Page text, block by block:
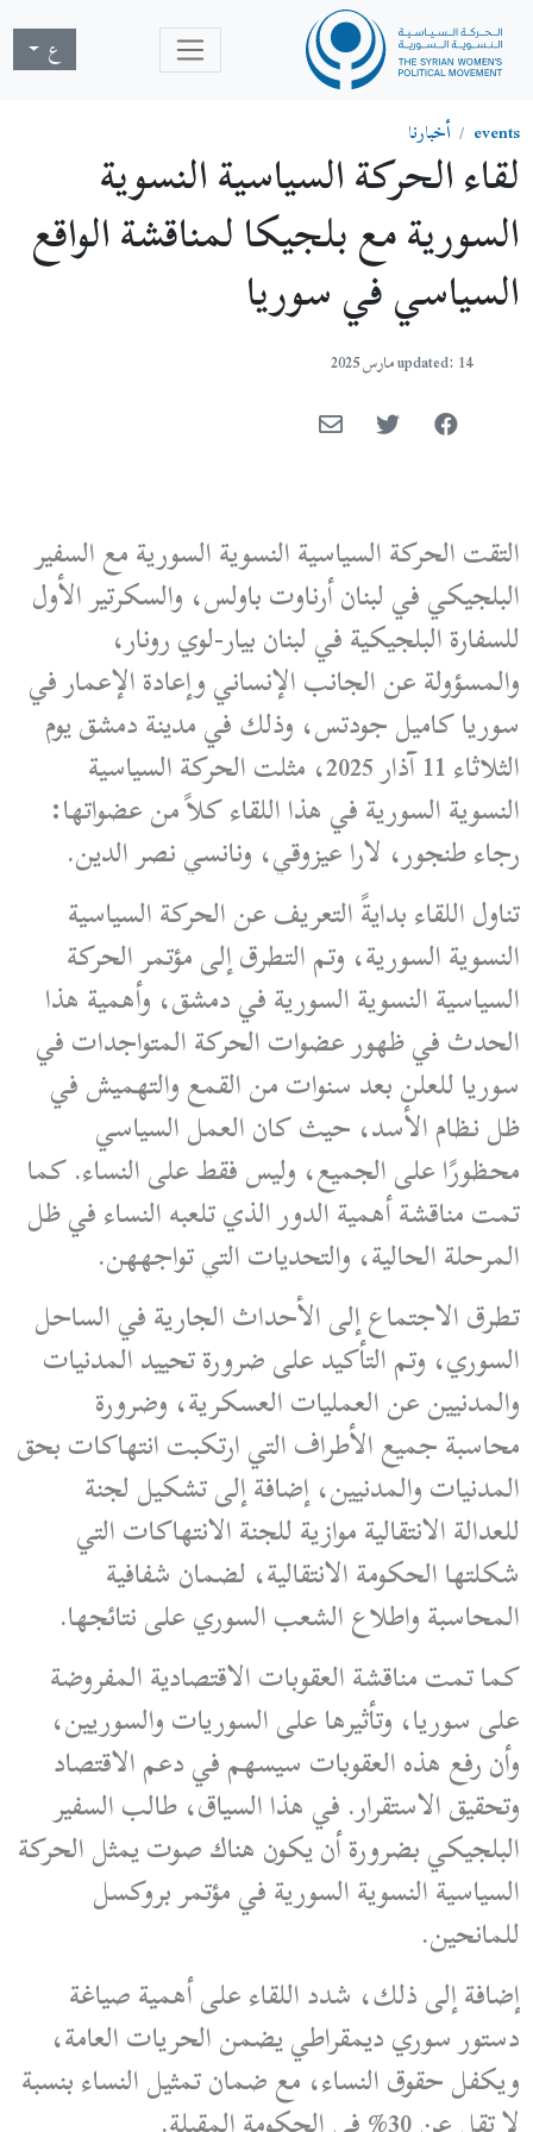
ع
events أخبارنا
لقاء الحركة السياسية النسوية
السورية مع بلجيكا لمناقشة الواقع
السياسي في سوريا
updated: 14 مارس 2025
التقت الحركة السياسية النسوية السورية مع السفير
البلجيكي في لبنان أرناوت باولس، والسكرتير الأول
للسفارة البلجيكية في لبنان بيار-لوي رونار،
والمسؤولة عن الجانب الإنساني وإعادة الإعمار في
سوريا كاميل جودتس، وذلك في مدينة دمشق يوم
الثلاثاء 11 آذار 2025، مثلت الحركة السياسية
النسوية السورية في هذا اللقاء كلاً من عضواتها:
رجاء طنجور، لارا عيزوقي، ونانسي نصر الدين.
تناول اللقاء بدايةً التعريف عن الحركة السياسية
النسوية السورية، وتم التطرق إلى مؤتمر الحركة
السياسية النسوية السورية في دمشق، وأهمية هذا
الحدث في ظهور عضوات الحركة المتواجدات في
سوريا للعلن بعد سنوات من القمع والتهميش في
ظل نظام الأسد، حيث كان العمل السياسي
محظورًا على الجميع، وليس فقط على النساء. كما
تمت مناقشة أهمية الدور الذي تلعبه النساء في ظل
المرحلة الحالية، والتحديات التي تواجههن.
تطرق الاجتماع إلى الأحداث الجارية في الساحل
السوري، وتم التأكيد على ضرورة تحييد المدنيات
والمدنيين عن العمليات العسكرية، وضرورة
محاسبة جميع الأطراف التي ارتكبت انتهاكات بحق
المدنيات والمدنيين، إضافة إلى تشكيل لجنة
للعدالة الانتقالية موازية للجنة الانتهاكات التي
شكلتها الحكومة الانتقالية، لضمان شفافية
المحاسبة واطلاع الشعب السوري على نتائجها.
كما تمت مناقشة العقوبات الاقتصادية المفروضة
على سوريا، وتأثيرها على السوريات والسوريين،
وأن رفع هذه العقوبات سيسهم في دعم الاقتصاد
وتحقيق الاستقرار. في هذا السياق، طالب السفير
البلجيكي بضرورة أن يكون هناك صوت يمثل الحركة
السياسية النسوية السورية في مؤتمر بروكسل
للمانحين.
إضافة إلى ذلك، شدد اللقاء على أهمية صياغة
دستور سوري ديمقراطي يضمن الحريات العامة،
ويكفل حقوق النساء، مع ضمان تمثيل النساء بنسبة